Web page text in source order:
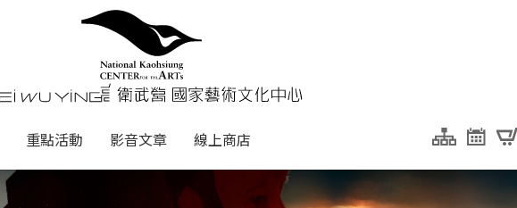
衛武營國家藝術文化中心
重點活動 影音文章 線上商店